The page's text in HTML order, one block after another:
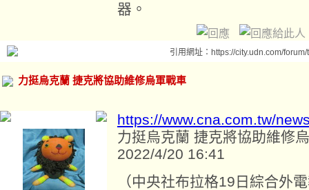
器。
引用網址：https://city.udn.com/
力挺烏克蘭 捷克將協助維修烏軍戰車
https://www.cna.com.tw/
力挺烏克蘭 捷克將協助維修
2022/4/20 16:41
（中央社布拉格19日綜合外